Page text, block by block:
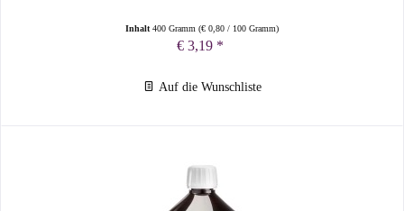
Inhalt400 Gramm(€ 0,80 / 100 Gramm)
€ 3,19 *
Auf die Wunschliste